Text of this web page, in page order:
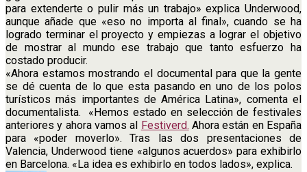
para extenderte o pulir más un trabajo» explica Underwood,
aunque añade que «eso no importa al final», cuando se ha
logrado terminar el proyecto y empiezas a lograr el objetivo
de mostrar al mundo ese trabajo que tanto esfuerzo ha
costado producir.
«Ahora estamos mostrando el documental para que la gente
se dé cuenta de lo que esta pasando en uno de los polos
turísticos más importantes de América Latina», comenta el
documentalista. «Hemos estado en selección de festivales
anteriores y ahora vamos al
Festiverd. Ahora están en España
para «poder moverlo». Tras las dos presentaciones de
Valencia, Underwood tiene «algunos acuerdos» para exhibirlo
en Barcelona. «La idea es exhibirlo en todos lados», explica.